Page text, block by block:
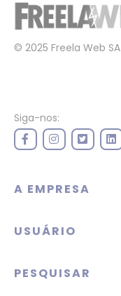
© 2025 Freela Web SA
Siga-nos:
A EMPRESA
USUÁRIO
PESQUISAR